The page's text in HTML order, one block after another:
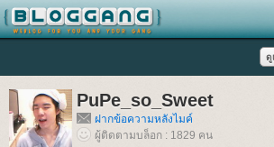
PuPe_so_Sweet
ฝากข้อความหลังไมค์
ผู้ติดตามบล็อก : 1829 คน